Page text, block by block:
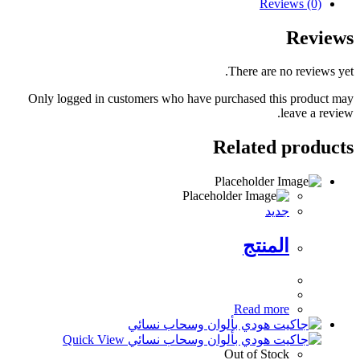
Reviews (0)
Reviews
There are no reviews yet.
Only logged in customers who have purchased this product may
leave a review.
Related products
جديد
المنتج
Read more
Out of Stock